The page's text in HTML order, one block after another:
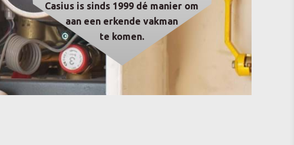
Casius is sinds 1999 dé manier om
aan een erkende vakman
te komen.